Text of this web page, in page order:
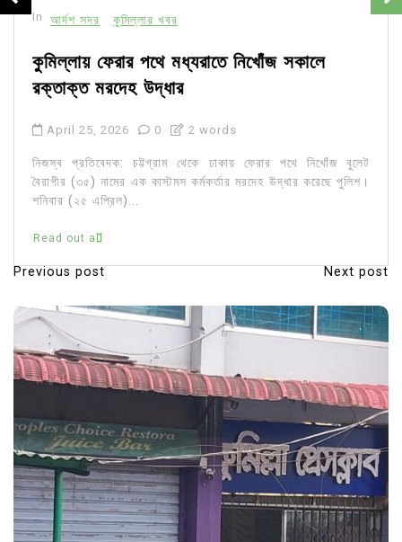
In আর্দশ সদর কুমিল্লার খবর
কুমিল্লায় ফেরার পথে মধ্যরাতে নিখোঁজ সকালে
রক্তাক্ত মরদেহ উদ্ধার
April 25, 2026 0 2 words
নিজস্ব প্রতিবেদক: চট্টগ্রাম থেকে ঢাকায় ফেরার পথে নিখোঁজ বুলেট
বৈরাগীর (৩৫) নামের এক কাস্টমস কর্মকর্তার মরদেহ উদ্ধার করেছে পুলিশ।
শনিবার (২৫ এপ্রিল)...
Read out all
P
o
t
a
v
i
g
a
Previous post Next post